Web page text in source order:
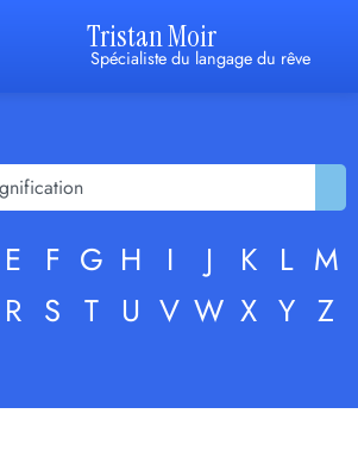
Tristan Moir
Spécialiste du langage du rêve
E F G H I J K L M
R S T U V W X Y Z